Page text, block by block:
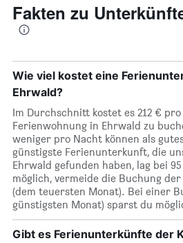
Fakten zu
Wie viel kostet eine
Ehrwald?
Im Durchschnitt kostet es 212 €
Ferienwohnung in Ehrwald zu
weniger pro Nacht können als
günstigste Ferienunterkunft, die
Ehrwald gefunden haben, lag bei
möglich, vermeide die Buchung
(dem teuersten Monat). Bei einer
günstigsten Monat) sparst du
Gibt es Ferienunterkünfte der